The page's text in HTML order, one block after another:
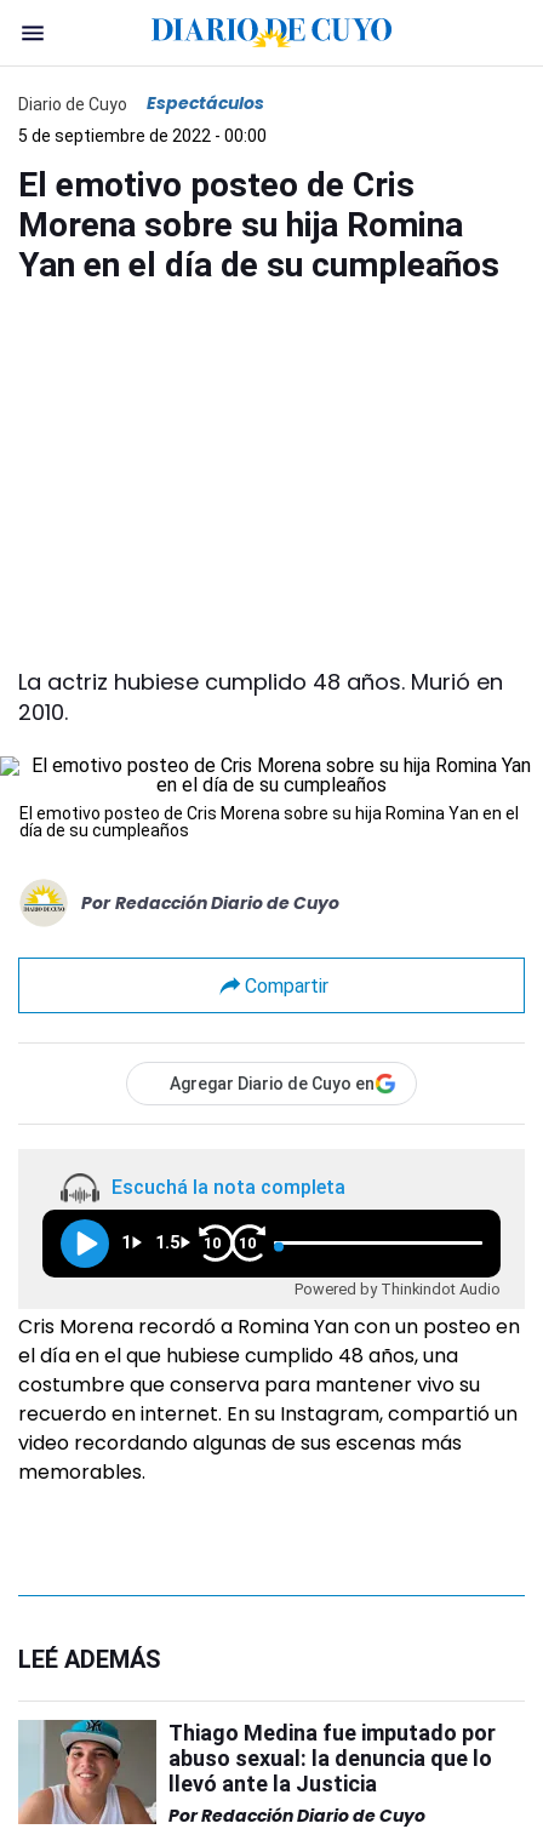
Diario de Cuyo Espectáculos
5 de septiembre de 2022 - 00:00
El emotivo posteo de Cris
Morena sobre su hija Romina
Yan en el día de su cumpleaños
La actriz hubiese cumplido 48 años. Murió en
2010.
El emotivo posteo de Cris Morena sobre su hija Romina Yan en el
día de su cumpleaños
Por Redacción Diario de Cuyo
Compartir
Agregar Diario de Cuyo en
Escuchá la nota completa
1 1.5 10 10
Powered by Thinkindot Audio
Cris Morena recordó a Romina Yan con un posteo en
el día en el que hubiese cumplido 48 años, una
costumbre que conserva para mantener vivo su
recuerdo en internet. En su Instagram, compartió un
video recordando algunas de sus escenas más
memorables.
LEÉ ADEMÁS
Thiago Medina fue imputado por
abuso sexual: la denuncia que lo
llevó ante la Justicia
PorRedacción Diario de Cuyo